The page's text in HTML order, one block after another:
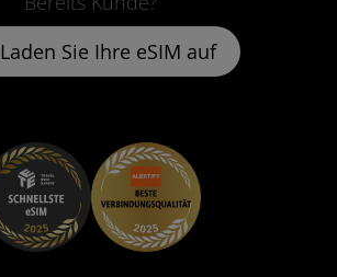
Laden Sie Ihre eSIM auf